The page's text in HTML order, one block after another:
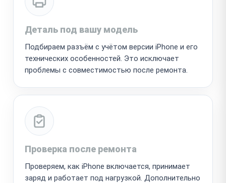
Деталь под вашу модель
Подбираем разъём с учётом версии iPhone и его
технических особенностей. Это исключает
проблемы с совместимостью после ремонта.
Проверка после ремонта
Проверяем, как iPhone включается, принимает
заряд и работает под нагрузкой. Дополнительно